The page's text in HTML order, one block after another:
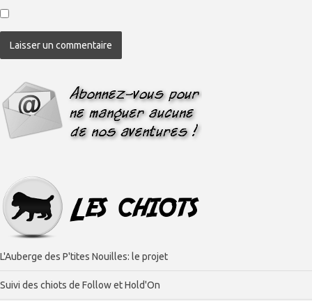
L'Auberge des P'tites Nouilles: le projet
Suivi des chiots de Follow et Hold'On